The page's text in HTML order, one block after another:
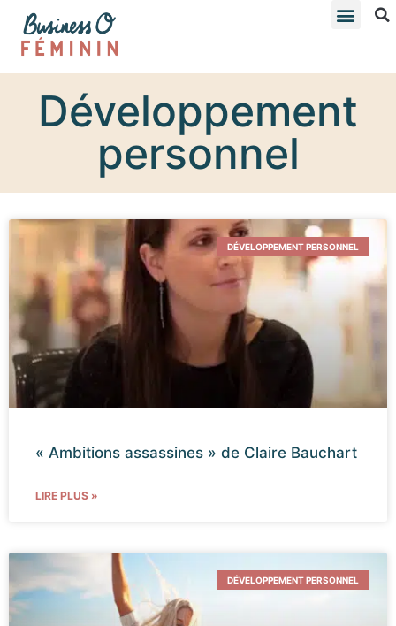
Développement
personnel
DÉVELOPPEMENT PERSONNEL
« Ambitions assassines » de Claire Bauchart
LIRE PLUS »
DÉVELOPPEMENT PERSONNEL